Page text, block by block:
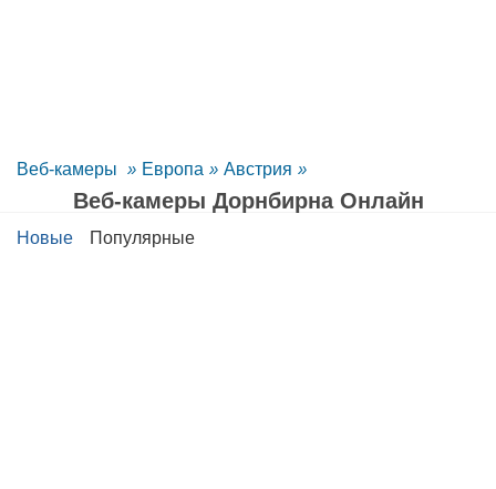
Веб-камеры » Европа » Австрия »
Веб-камеры Дорнбирна Oнлайн
Новые Популярные